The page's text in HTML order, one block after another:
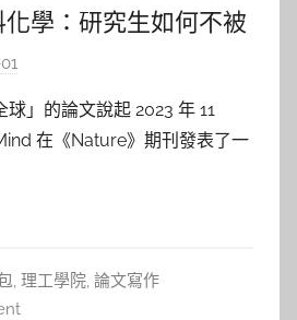
學：研究生如何不被
」的論文誤導？
p
i
」的論文說起 2023 年 11
在《Nature》期刊發表了一
（Merchant et al., 2023）。
圖神經網路（Graph Neural
, 理工學院, 論文寫作